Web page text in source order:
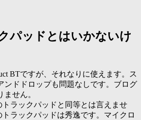
パッドとはいかないけ
BTですが、それなりに使えます。ス
ンドドロップも問題なしです。ブログ
せん。
トラックパッドと同等とは言えませ
トラックパッドは秀逸です。マイクロ